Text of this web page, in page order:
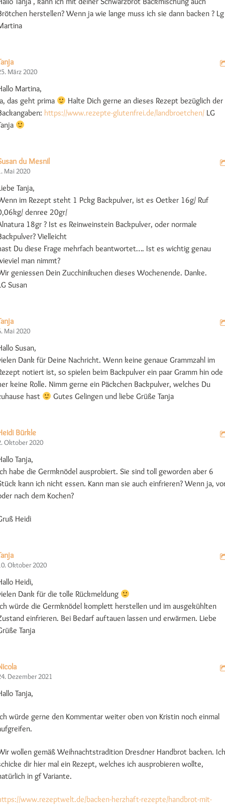
herstellen? Wenn ja wie lange muss ich sie dann backen ? Lg
März 2020
Martina,
das geht prima
Halte Dich gerne an dieses Rezept bezüglich der
https://www.rezepte-glutenfrei.de/landbroetchen/ LG
du Mesnil
Mai 2020
Tanja,
im Rezept steht 1 Pckg Backpulver, ist es Oetker 16g/ Ruf
denree 20gr/
18gr ? Ist es Reinweinstein Backpulver, oder normale
Vielleicht
Du diese Frage mehrfach beantwortet…. Ist es wichtig genau
man nimmt?
geniessen Dein Zucchinikuchen dieses Wochenende. Danke.
Susan
Mai 2020
Susan,
Dank für Deine Nachricht. Wenn keine genaue Grammzahl im
notiert ist, so spielen beim Backpulver ein paar Gramm hin ode
keine Rolle. Nimm gerne ein Päckchen Backpulver, welches Du
hast
Gutes Gelingen und liebe Grüße Tanja
Bürkle
Oktober 2020
Tanja,
habe die Germknödel ausprobiert. Sie sind toll geworden aber 6
kann ich nicht essen. Kann man sie auch einfrieren? Wenn ja,
nach dem Kochen?
Heidi
Oktober 2020
Heidi,
Dank für die tolle Rückmeldung
würde die Germknödel komplett herstellen und im ausgekühlten
einfrieren. Bei Bedarf auftauen lassen und erwärmen. Liebe
Tanja
Dezember 2021
Tanja,
würde gerne den Kommentar weiter oben von Kristin noch einmal
wollen gemäß Weihnachtstradition Dresdner Handbrot backen. Ich
dir hier mal ein Rezept, welches ich ausprobieren wollte,
in gf Variante.
www.rezeptwelt.de/backen-herzhaft-rezepte/handbrot-mit-